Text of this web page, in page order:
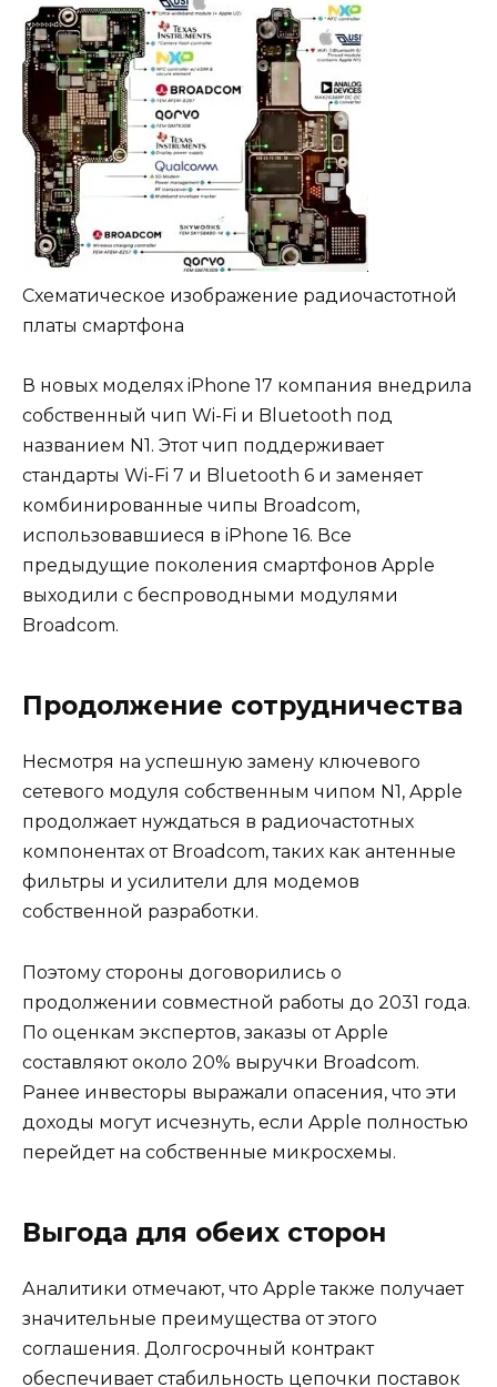
Схематическое изображение радиочастотной
платы смартфона
В новых моделях iPhone 17 компания внедрила
собственный чип Wi-Fi и Bluetooth под
названием N1. Этот чип поддерживает
стандарты Wi-Fi 7 и Bluetooth 6 и заменяет
комбинированные чипы Broadcom,
использовавшиеся в iPhone 16. Все
предыдущие поколения смартфонов Apple
выходили с беспроводными модулями
Broadcom.
Продолжение сотрудничества
Несмотря на успешную замену ключевого
сетевого модуля собственным чипом N1, Apple
продолжает нуждаться в радиочастотных
компонентах от Broadcom, таких как антенные
фильтры и усилители для модемов
собственной разработки.
Поэтому стороны договорились о
продолжении совместной работы до 2031 года.
По оценкам экспертов, заказы от Apple
составляют около 20% выручки Broadcom.
Ранее инвесторы выражали опасения, что эти
доходы могут исчезнуть, если Apple полностью
перейдет на собственные микросхемы.
Выгода для обеих сторон
Аналитики отмечают, что Apple также получает
значительные преимущества от этого
соглашения. Долгосрочный контракт
обеспечивает стабильность цепочки поставок